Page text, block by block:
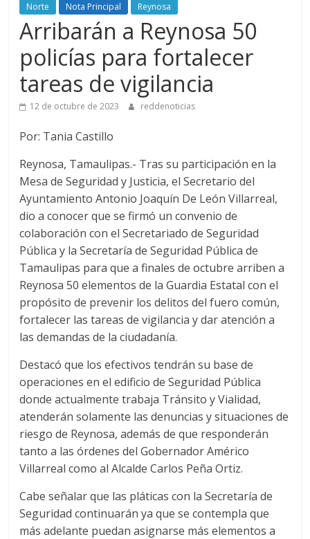
Norte Nota Principal Reynosa
Arribarán a Reynosa 50
policías para fortalecer
tareas de vigilancia
12 de octubre de 2023 reddenoticias
Por: Tania Castillo
Reynosa, Tamaulipas.- Tras su participación en la
Mesa de Seguridad y Justicia, el Secretario del
Ayuntamiento Antonio Joaquín De León Villarreal,
dio a conocer que se firmó un convenio de
colaboración con el Secretariado de Seguridad
Pública y la Secretaría de Seguridad Pública de
Tamaulipas para que a finales de octubre arriben a
Reynosa 50 elementos de la Guardia Estatal con el
propósito de prevenir los delitos del fuero común,
fortalecer las tareas de vigilancia y dar atención a
las demandas de la ciudadanía.
Destacó que los efectivos tendrán su base de
operaciones en el edificio de Seguridad Pública
donde actualmente trabaja Tránsito y Vialidad,
atenderán solamente las denuncias y situaciones de
riesgo de Reynosa, además de que responderán
tanto a las órdenes del Gobernador Américo
Villarreal como al Alcalde Carlos Peña Ortiz.
Cabe señalar que las pláticas con la Secretaría de
Seguridad continuarán ya que se contempla que
más adelante puedan asignarse más elementos a